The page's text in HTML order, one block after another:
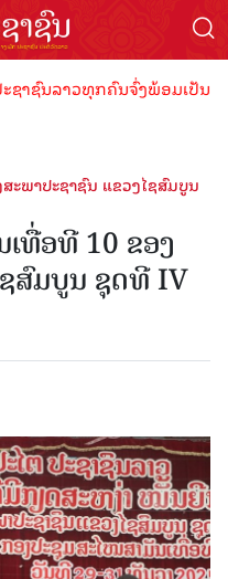
ຊົນລາວທຸກຄົນຈົ່ງພ້ອມເປັນເຈົ້
ະພາປະຊາຊົນ ແຂວງໄຊສົມບູນ
ທື່ອທີ 10 ຂອງ
ສົມບູນ ຊຸດທີ IV